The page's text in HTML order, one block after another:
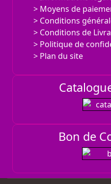
Moyens de
Conditions
Conditions de
Politique de
Plan du site
Bon de